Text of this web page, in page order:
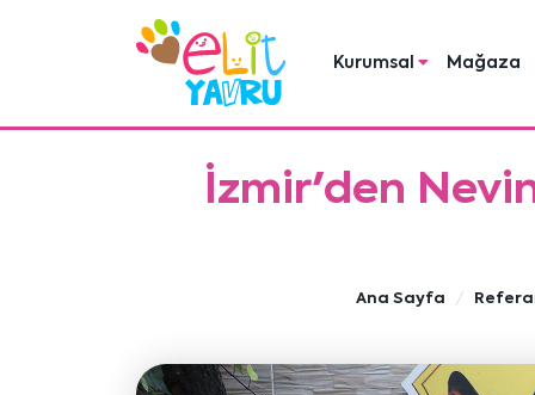
Kurumsal Mağaza
İzmir'den
Ana Sayfa